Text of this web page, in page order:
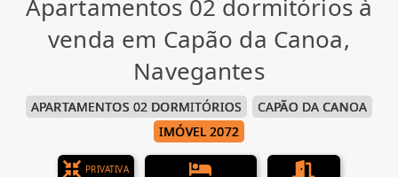
Apartamentos 02 dormitórios à
venda em Capão da Canoa,
Navegantes
APARTAMENTOS 02 DORMITÓRIOS
CAPÃO DA CANOA
IMÓVEL 2072
PRIVATIVA